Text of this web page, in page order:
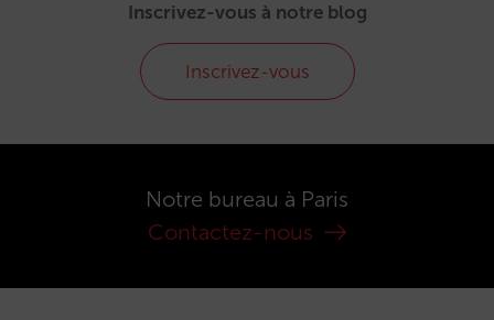
Inscrivez-vous à notre blog
Inscrivez-vous
Notre bureau à Paris
Contactez-nous